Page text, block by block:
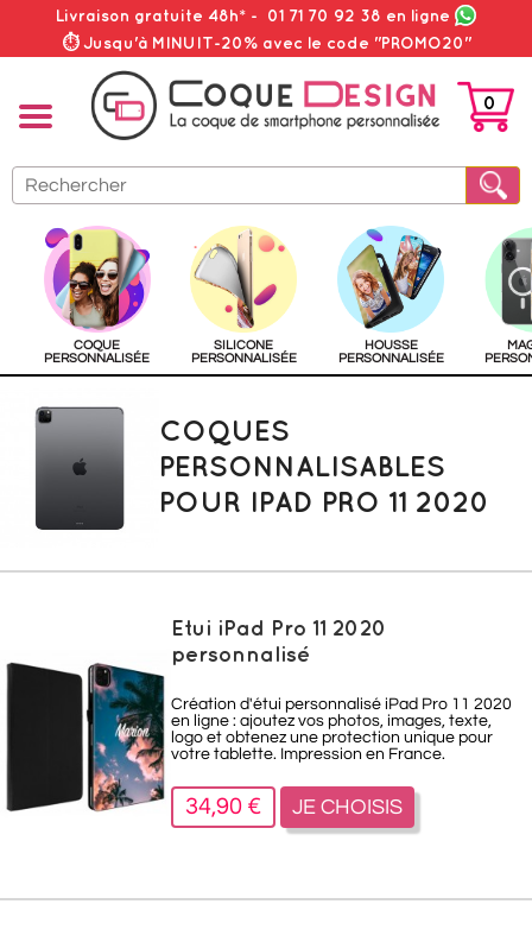
Livraison gratuite 48h* - 01 71 70 92 38 en ligne
⏱ Jusqu'à MINUIT-20% avec le code "PROMO20"
PANIER
0
COQUE
PERSONNALISÉE
SILICONE
PERSONNALISÉE
HOUSSE
PERSONNALISÉE
COQUES
PERSONNALISABLES
POUR IPAD PRO 11 2020
Etui iPad Pro 11 2020
personnalisé
Création d'étui personnalisé iPad Pro 11 2020
en ligne : ajoutez vos photos, images, texte,
logo et obtenez une protection unique pour
votre tablette. Impression en France.
34,90 € JE CHOISIS